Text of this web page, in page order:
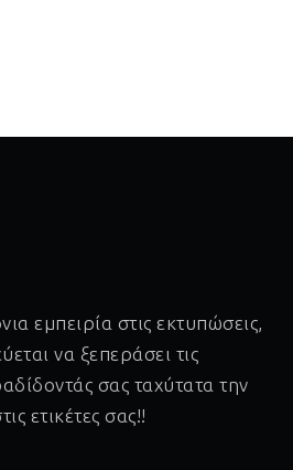
εμπειρία στις εκτυπώσεις,
να ξεπεράσει τις
σας ταχύτατα την
ετικέτες σας!!